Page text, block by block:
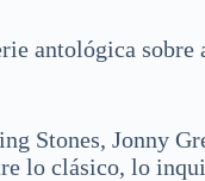
antológica sobre
Stones, Jonny
lo clásico, lo